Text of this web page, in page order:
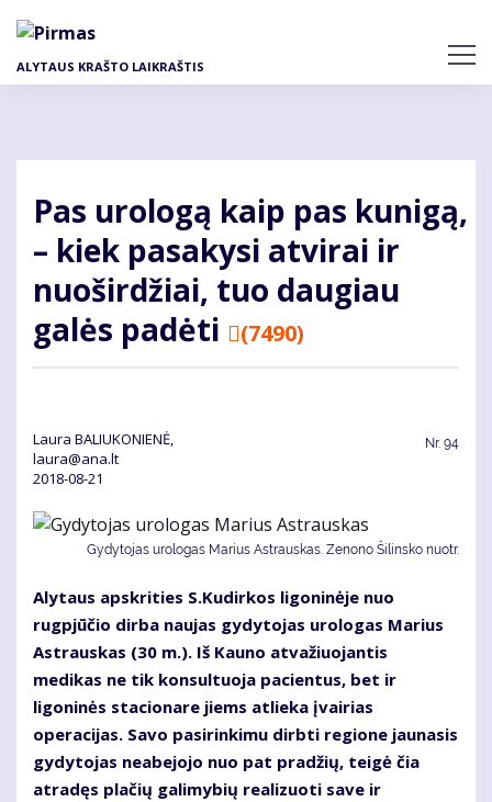
pagrindinį
ALYTAUS KRAŠTO LAIKRAŠTIS
Pas urologą kaip pas kunigą,
– kiek pasakysi atvirai ir
nuoširdžiai, tuo daugiau
galės padėti
(7490)
Laura BALIUKONIENĖ,
laura@ana.lt
2018-08-21
Nr. 94
Gydytojas urologas Marius Astrauskas. Zenono Šilinsko nuotr.
Alytaus apskrities S.Kudirkos ligoninėje nuo
rugpjūčio dirba naujas gydytojas urologas Marius
Astrauskas (30 m.). Iš Kauno atvažiuojantis
medikas ne tik konsultuoja pacientus, bet ir
ligoninės stacionare jiems atlieka įvairias
operacijas. Savo pasirinkimu dirbti regione jaunasis
gydytojas neabejojo nuo pat pradžių, teigė čia
atradęs plačių galimybių realizuoti save ir